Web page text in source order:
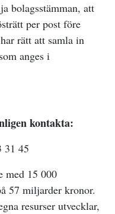
bolagsstämman, att
per post före
rätt att samla in
anges i
kontakta:
31 45
med 15 000
57 miljarder kronor.
resurser utvecklar,